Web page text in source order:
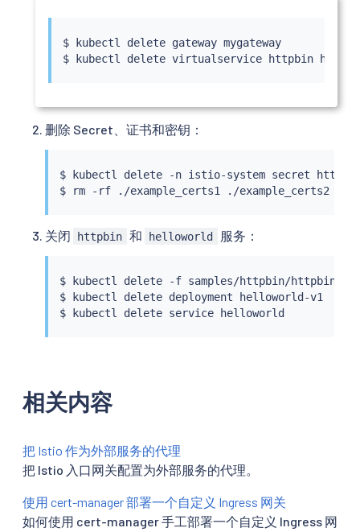
$ kubectl
delete gateway mygateway
$
kubectl
删除 Secret、证书和密钥：
$ kubectl
delete -n istio-system secret
$
rm
关闭 httpbin 和 helloworld 服务：
$ kubectl
delete -f samples/httpbin/
$
kubectl
delete deployment helloworld-v1
$
kubectl delete service
相关内容
把 Istio 作为外部服务的代理
把 Istio 入口网关配置为外部服务的代理。
使用 cert-manager 部署一个自定义 Ingress 网关
如何使用 cert-manager 手工部署一个自定义 Ingress 网